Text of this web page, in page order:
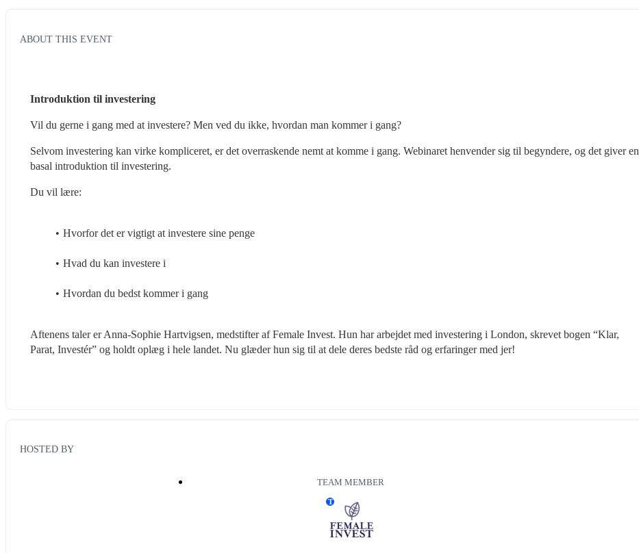
ABOUT THIS EVENT
Introduktion til investering
Vil du gerne i gang med at investere? Men ved du ikke, hvordan man kommer i gang?
Selvom investering kan virke kompliceret, er det overraskende nemt at komme i gang. Webinaret henvender sig til begyndere, og det giver en
basal introduktion til investering.
Du vil lære:
Hvorfor det er vigtigt at investere sine penge
Hvad du kan investere i
Hvordan du bedst kommer i gang
Aftenens taler er Anna-Sophie Hartvigsen, medstifter af Female Invest. Hun har arbejdet med investering i London, skrevet bogen “Klar,
Parat, Investér” og holdt oplæg i hele landet. Nu glæder hun sig til at dele deres bedste råd og erfaringer med jer!
HOSTED BY
TEAM MEMBER
T